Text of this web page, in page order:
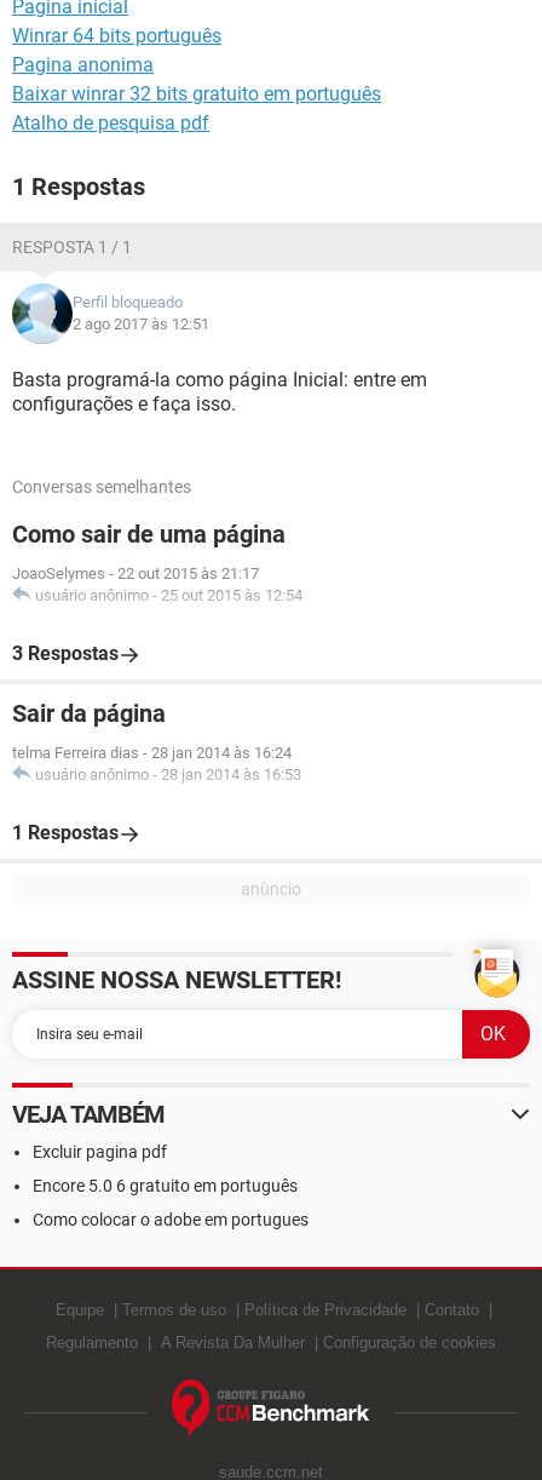
Pagina inicial
Winrar 64 bits português
Pagina anonima
Baixar winrar 32 bits gratuito em português
Atalho de pesquisa pdf
1 Respostas
RESPOSTA 1 / 1
Perfil bloqueado
2 ago 2017 às 12:51
Basta programá-la como página Inicial: entre em
configurações e faça isso.
Conversas semelhantes
Como sair de uma página
JoaoSelymes - 22 out 2015 às 21:17
usuário anônimo - 25 out 2015 às 12:54
3 Respostas
Sair da página
telma Ferreira dias - 28 jan 2014 às 16:24
usuário anônimo - 28 jan 2014 às 16:53
1 Respostas
ASSINE NOSSA NEWSLETTER!
VEJA TAMBÉM
Excluir pagina pdf
Encore 5.0 6 gratuito em português
Como colocar o adobe em portugues
Equipe Termos de uso Política de Privacidade
Contato
Regulamento
A Revista Da Mulher Configuração de cookies
saude.ccm.net